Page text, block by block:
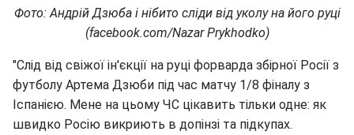
Фото: Андрій Дзюба і нібито сліди від уколу на його руці
(facebook.com/Nazar Prykhodko)
"Слід від свіжої ін'єкції на руці форварда збірної Росії з
футболу Артема Дзюби під час матчу 1/8 фіналу з
Іспанією. Мене на цьому ЧС цікавить тільки одне: як
швидко Росію викриють в допінзі та підкупах.